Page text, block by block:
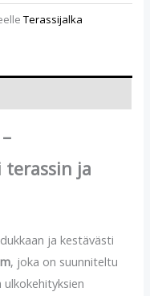
Terassijalka
ja
ja kestävästi
, joka on suunniteltu